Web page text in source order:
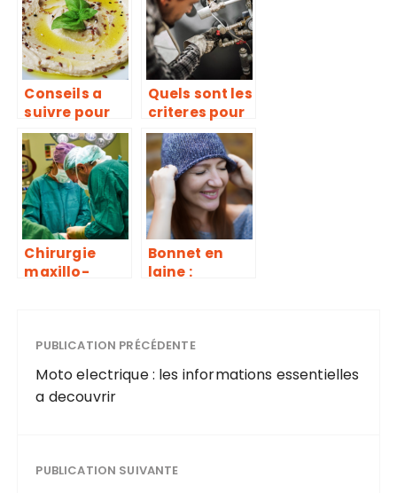
Conseils a
suivre pour
faire du
houmous
Quels sont les
criteres pour
louer un
chauffage
industriel ?
Chirurgie
maxillo-
Bonnet en
laine :
PUBLICATION PRÉCÉDENTE
Moto electrique : les informations essentielles
a decouvrir
PUBLICATION SUIVANTE